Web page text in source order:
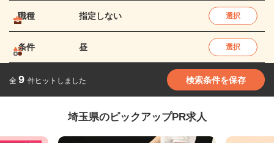
職種 指定しない 選択
条件 昼 選択
全 9 件ヒットしました 検索条件を保存
埼玉県のピックアップPR求人